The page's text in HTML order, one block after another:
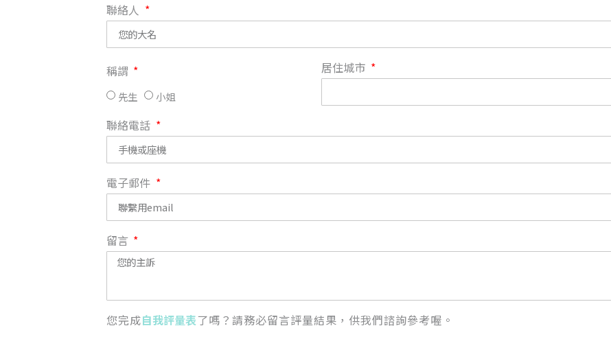
聯絡人
稱謂
先生 小姐
居住城市
聯絡電話
電子郵件
留言
您完成自我評量表了嗎？請務必留言評量結果，供我們諮詢參考喔。
【會費】
入會費新臺幣1200元，於會員入會時繳納；常年會費1200
元，於每年度繳納。
戶名: 社團法人台灣自律神經健康培訓暨發展協會